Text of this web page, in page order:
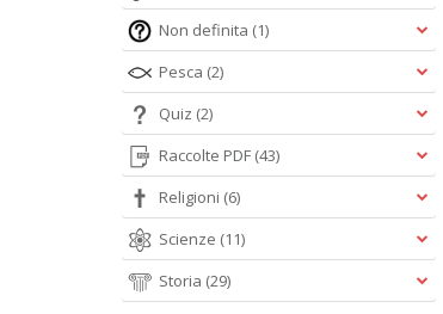
Non definita (1)
Pesca (2)
Quiz (2)
Raccolte PDF (43)
Religioni (6)
Scienze (11)
Storia (29)